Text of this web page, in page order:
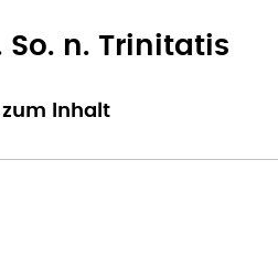
So. n. Trinitatis
zum Inhalt